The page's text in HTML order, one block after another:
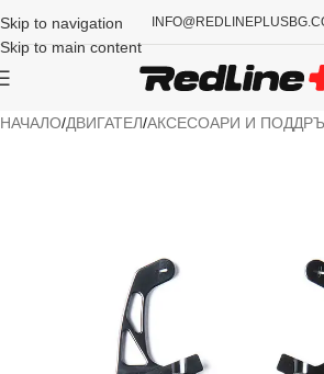
Skip to navigation
Skip to main content
НАЧАЛО/ДВИГАТЕЛ/АКСЕСОАРИ И